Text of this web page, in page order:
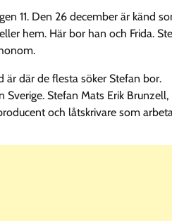
11. Den 26 december är känd
hem. Här bor han och Frida.
är där de flesta söker Stefan bor.
Stefan Mats Erik Brunzell,
och låtskrivare som